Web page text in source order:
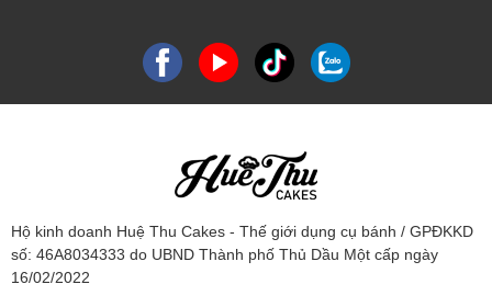
Hộ kinh doanh Huệ Thu Cakes - Thế giới dụng cụ bánh / GPĐKKD
số: 46A8034333 do UBND Thành phố Thủ Dầu Một cấp ngày
16/02/2022